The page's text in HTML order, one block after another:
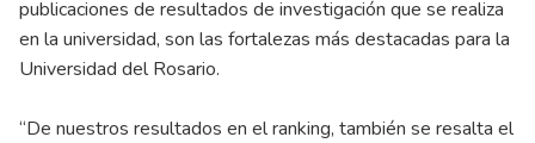
publicaciones de resultados de investigación que se realiza
en la universidad, son las fortalezas más destacadas para la
Universidad del Rosario.
“De nuestros resultados en el ranking, también se resalta el